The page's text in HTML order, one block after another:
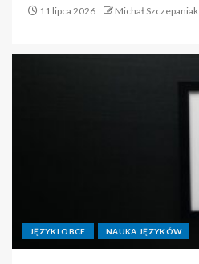
11 lipca 2026 Michał Szczepaniak
JĘZYKI OBCE NAUKA JĘZYKÓW